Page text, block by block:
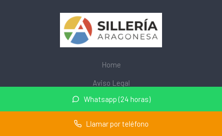
Whatsapp (24 horas)
Llamar por teléfono
Home
Aviso Legal
Privacidad